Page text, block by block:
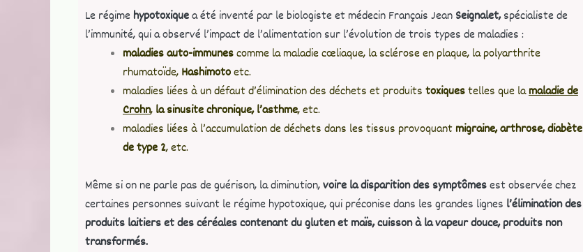
Le régimehypotoxiquea été inventé par le biologiste et médecin Français Jean Seignalet,spécialiste de
l’immunité, qui a observé l’impact de l’alimentation sur l’évolution de trois types de maladies :
maladies auto-immunescomme la maladie cœliaque, la sclérose en plaque, la polyarthrite
rhumatoïde, Hashimotoetc.
maladies liées à un défaut d’élimination des déchets et produits toxiquestelles que lamaladie de
Crohn, la sinusite chronique, l’asthme, etc.
maladies liées à l’accumulation de déchets dans les tissus provoquant migraine, arthrose, diabète
de type 2, etc.
Même si on ne parle pas de guérison, la diminution,voire la disparition des symptômesest observée chez
certaines personnes suivant le régime hypotoxique, qui préconise dans les grandes lignes l’élimination des
produits laitiers et des céréales contenant du gluten et maïs, cuisson à la vapeur douce, produits non
transformés.